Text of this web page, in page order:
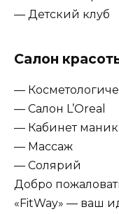
— Детский клуб
Салон
—
— Салон L’Oreal
— Кабинет
— Массаж
— Солярий
Добро
«FitWay» — ваш